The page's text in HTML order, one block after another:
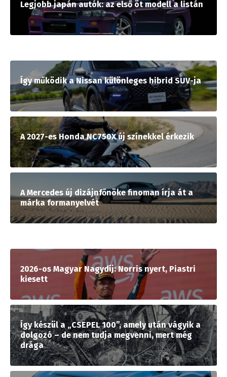
Legjobb japán autók: az első öt modell a listán
Így működik a Nissan különleges hibrid SUV-ja
A 2027-es Honda NC750X új színekkel érkezik
A Mercedes új dizájnfőnöke finoman írja át a
márka formanyelvét
2026-os Magyar Nagydíj: Norris nyert, Piastri
kiesett
Így készül a „CSEPEL 100”, amely után vágyik a
dolgozó – de nem tudja megvenni, mert még
drága